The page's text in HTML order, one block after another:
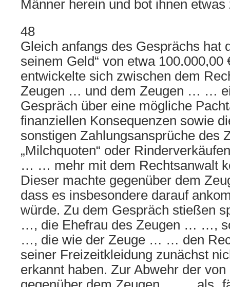
Männer herein und bot ihnen
48
Gleich anfangs des Gesprächs hat
seinem Geld“ von etwa 100.000,00
entwickelte sich zwischen dem
Zeugen … und dem Zeugen … …
Gespräch über eine mögliche
finanziellen Konsequenzen sowie
sonstigen Zahlungsansprüche des
„Milchquoten“ oder
… … mehr mit dem Rechtsanwalt
Dieser machte gegenüber dem
dass es insbesondere darauf
würde. Zu dem Gespräch stießen
…, die Ehefrau des Zeugen … …,
…, die wie der Zeuge … … den
seiner Freizeitkleidung zunächst
erkannt haben. Zur Abwehr der